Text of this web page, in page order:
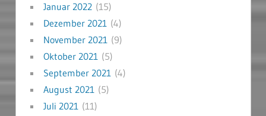
Januar 2022(15)
Dezember 2021(4)
November 2021(9)
Oktober 2021(5)
September 2021(4)
August 2021(5)
Juli 2021(11)